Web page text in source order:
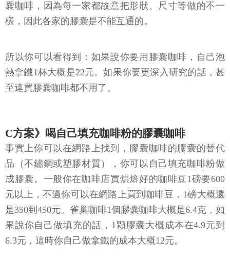
囊咖啡，因為每一家都故意把形狀、尺寸等做的不一
樣，因此各家的膠囊是不能互通的。
所以你可以看得到：如果說你要用膠囊咖啡，自己泡
熱拿鐵1杯大概是22元。如果你要更深入研究的話，甚
至連買膠囊咖啡都不用了。
C方案》喝自己填充咖啡粉的膠囊咖啡
事實上你可以在網路上找到，膠囊咖啡的膠囊的替代
品（不鏽鋼或塑膠材質），你可以自己填充咖啡粉做
成膠囊。一般你在咖啡店買烘焙好的咖啡豆1磅要600
元以上，不過你可以在網路上買到咖啡豆，1磅大概還
是350到450元。雀巢咖啡1個膠囊咖啡大概是6.4克，如
果說你自己做填充的話，1顆膠囊大概成本在4.9元到
6.3元，這時你自己做拿鐵的成本大概12元。